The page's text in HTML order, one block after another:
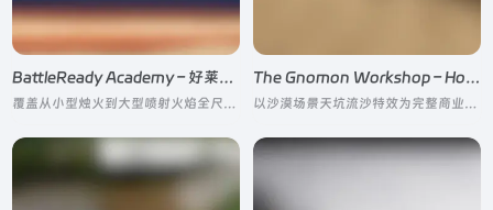
BattleReady Academy – 好莱坞工业级火焰特效全流程
覆盖从小型烛火到大型喷射火焰全尺度影视级火焰制作的行业标准级教程
The Gnomon Workshop – Houdini 入门 Grains
以沙漠场景天坑流沙特效为完整商业级实战项目，从软件基础认知、场景搭建，到颗粒模拟、地形制作、渲染合成全链路拆解